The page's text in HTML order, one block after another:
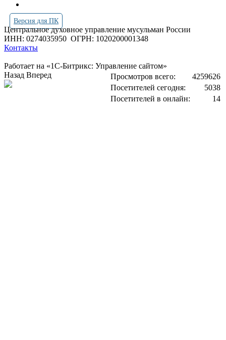
Версия для ПК
Центральное духовное управление мусульман России
ИНН: 0274035950 ОГРН: 1020200001348
Контакты
Работает на «1С-Битрикс: Управление сайтом»
Просмотров всего:
4259626
Посетителей сегодня:
5038
Посетителей в онлайн:
14
Назад Вперед